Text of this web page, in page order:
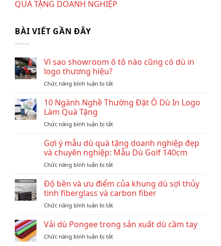
QUÀ TẶNG DOANH NGHIỆP
BÀI VIẾT GẦN ĐÂY
Vì sao showroom ô tô nào cũng có dù in
logo thương hiệu?
Chức năng bình luận bị tắtở
sao
showroom
tô
cũng
có
in
thương
hiệu?
10 Ngành Nghề Thường Đặt Ô Dù In Logo
Làm Quà Tặng
Chức năng bình luận bị tắtở
Ngành
Nghề
Thường
Đặt
Dù
In
Làm
Tặng
Gợi ý mẫu dù quà tặng doanh nghiệp đẹp
và chuyên nghiệp: Mẫu Dù Golf 140cm
Chức năng bình luận bị tắtở
ý
mẫu
dù
quà
doanh
nghiệp
đẹp
Độ bền và ưu điểm của khung dù sợi thủy
tinh fiberglass và carbon fiber
Chức năng bình luận bị tắtở
bền
và
ưu
Vải dù Pongee trong sản xuất dù cầm tay
Chức năng bình luận bị tắtở